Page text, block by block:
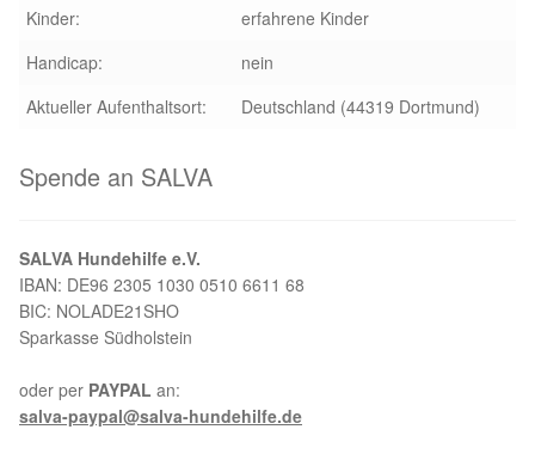
Kinder:
erfahrene Kinder
Handicap:
nein
Aktueller Aufenthaltsort:
Deutschland (44319 Dortmund)
Spende an SALVA
SALVA Hundehilfe e.V.
IBAN: DE96 2305 1030 0510 6611 68
BIC: NOLADE21SHO
Sparkasse Südholstein
oder per PAYPAL an:
salva-paypal@salva-hundehilfe.de